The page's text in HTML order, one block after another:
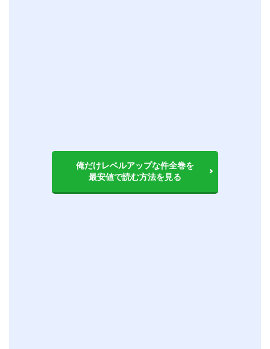
俺だけレベルアップな件全巻を
最安値で読む方法を見る